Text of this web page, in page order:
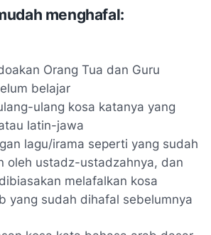
menghafal:
Orang Tua dan Guru
belajar
ulang kosa katanya yang
latin-jawa
lagu/irama seperti yang sudah
oleh ustadz-ustadzahnya, dan
melafalkan kosa
yang sudah dihafal sebelumnya